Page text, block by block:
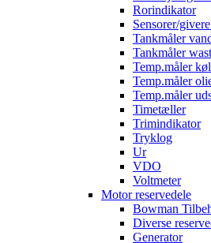
Rorindikator
Sensorer/
Tankmåler
Tankmåler
Temp.måler
Temp.måler
Temp.måler
Timetæller
Trimindikator
Tryklog
Ur
VDO
Voltmeter
Motor reservedele
Bowman
Diverse
Generator